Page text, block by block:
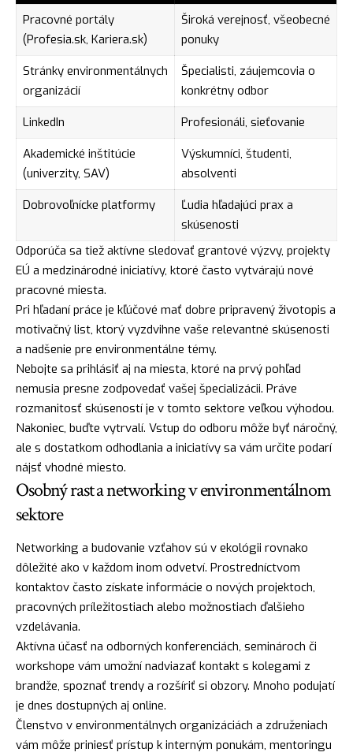
Pracovné portály
(Profesia.sk, Kariera.sk)
Široká verejnosť, všeobecné
ponuky
Stránky environmentálnych
organizácií
Špecialisti, záujemcovia o
konkrétny odbor
LinkedIn
Profesionáli, sieťovanie
Akademické inštitúcie
(univerzity, SAV)
Výskumníci, študenti,
absolventi
Dobrovoľnícke platformy
Ľudia hľadajúci prax a
skúsenosti
Odporúča sa tiež aktívne sledovať grantové výzvy, projekty
EÚ a medzinárodné iniciatívy, ktoré často vytvárajú nové
pracovné miesta.
Pri hľadaní práce je kľúčové mať dobre pripravený životopis a
motivačný list, ktorý vyzdvihne vaše relevantné skúsenosti
a nadšenie pre environmentálne témy.
Nebojte sa prihlásiť aj na miesta, ktoré na prvý pohľad
nemusia presne zodpovedať vašej špecializácii. Práve
rozmanitosť skúseností je v tomto sektore veľkou výhodou.
Nakoniec, buďte vytrvalí. Vstup do odboru môže byť náročný,
ale s dostatkom odhodlania a iniciatívy sa vám určite podarí
nájsť vhodné miesto.
Osobný rast a networking v environmentálnom
sektore
Networking a budovanie vzťahov sú v ekológii rovnako
dôležité ako v každom inom odvetví. Prostredníctvom
kontaktov často získate informácie o nových projektoch,
pracovných príležitostiach alebo možnostiach ďalšieho
vzdelávania.
Aktívna účasť na odborných konferenciách, seminároch či
workshope vám umožní nadviazať kontakt s kolegami z
brandže, spoznať trendy a rozšíriť si obzory. Mnoho podujatí
je dnes dostupných aj online.
Členstvo v environmentálnych organizáciách a združeniach
vám môže priniesť prístup k interným ponukám, mentoringu